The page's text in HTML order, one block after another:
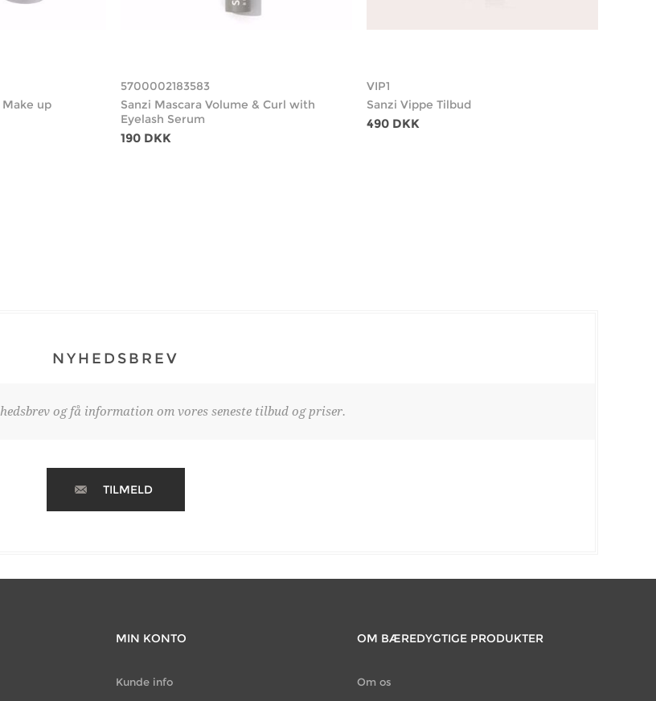
up
5700002183583
Sanzi Mascara Volume & Curl with
Eyelash Serum
190 DKK
VIP1
Sanzi Vippe Tilbud
490 DKK
NYHEDSBREV
og få information om vores seneste tilbud og priser.
TILMELD
MIN KONTO
Kunde info
OM BÆREDYGTIGE PRODUKTER
Om os